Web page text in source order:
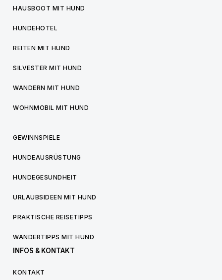
HAUSBOOT MIT HUND
HUNDEHOTEL
REITEN MIT HUND
SILVESTER MIT HUND
WANDERN MIT HUND
WOHNMOBIL MIT HUND
GEWINNSPIELE
HUNDEAUSRÜSTUNG
HUNDEGESUNDHEIT
URLAUBSIDEEN MIT HUND
PRAKTISCHE REISETIPPS
WANDERTIPPS MIT HUND
INFOS & KONTAKT
KONTAKT